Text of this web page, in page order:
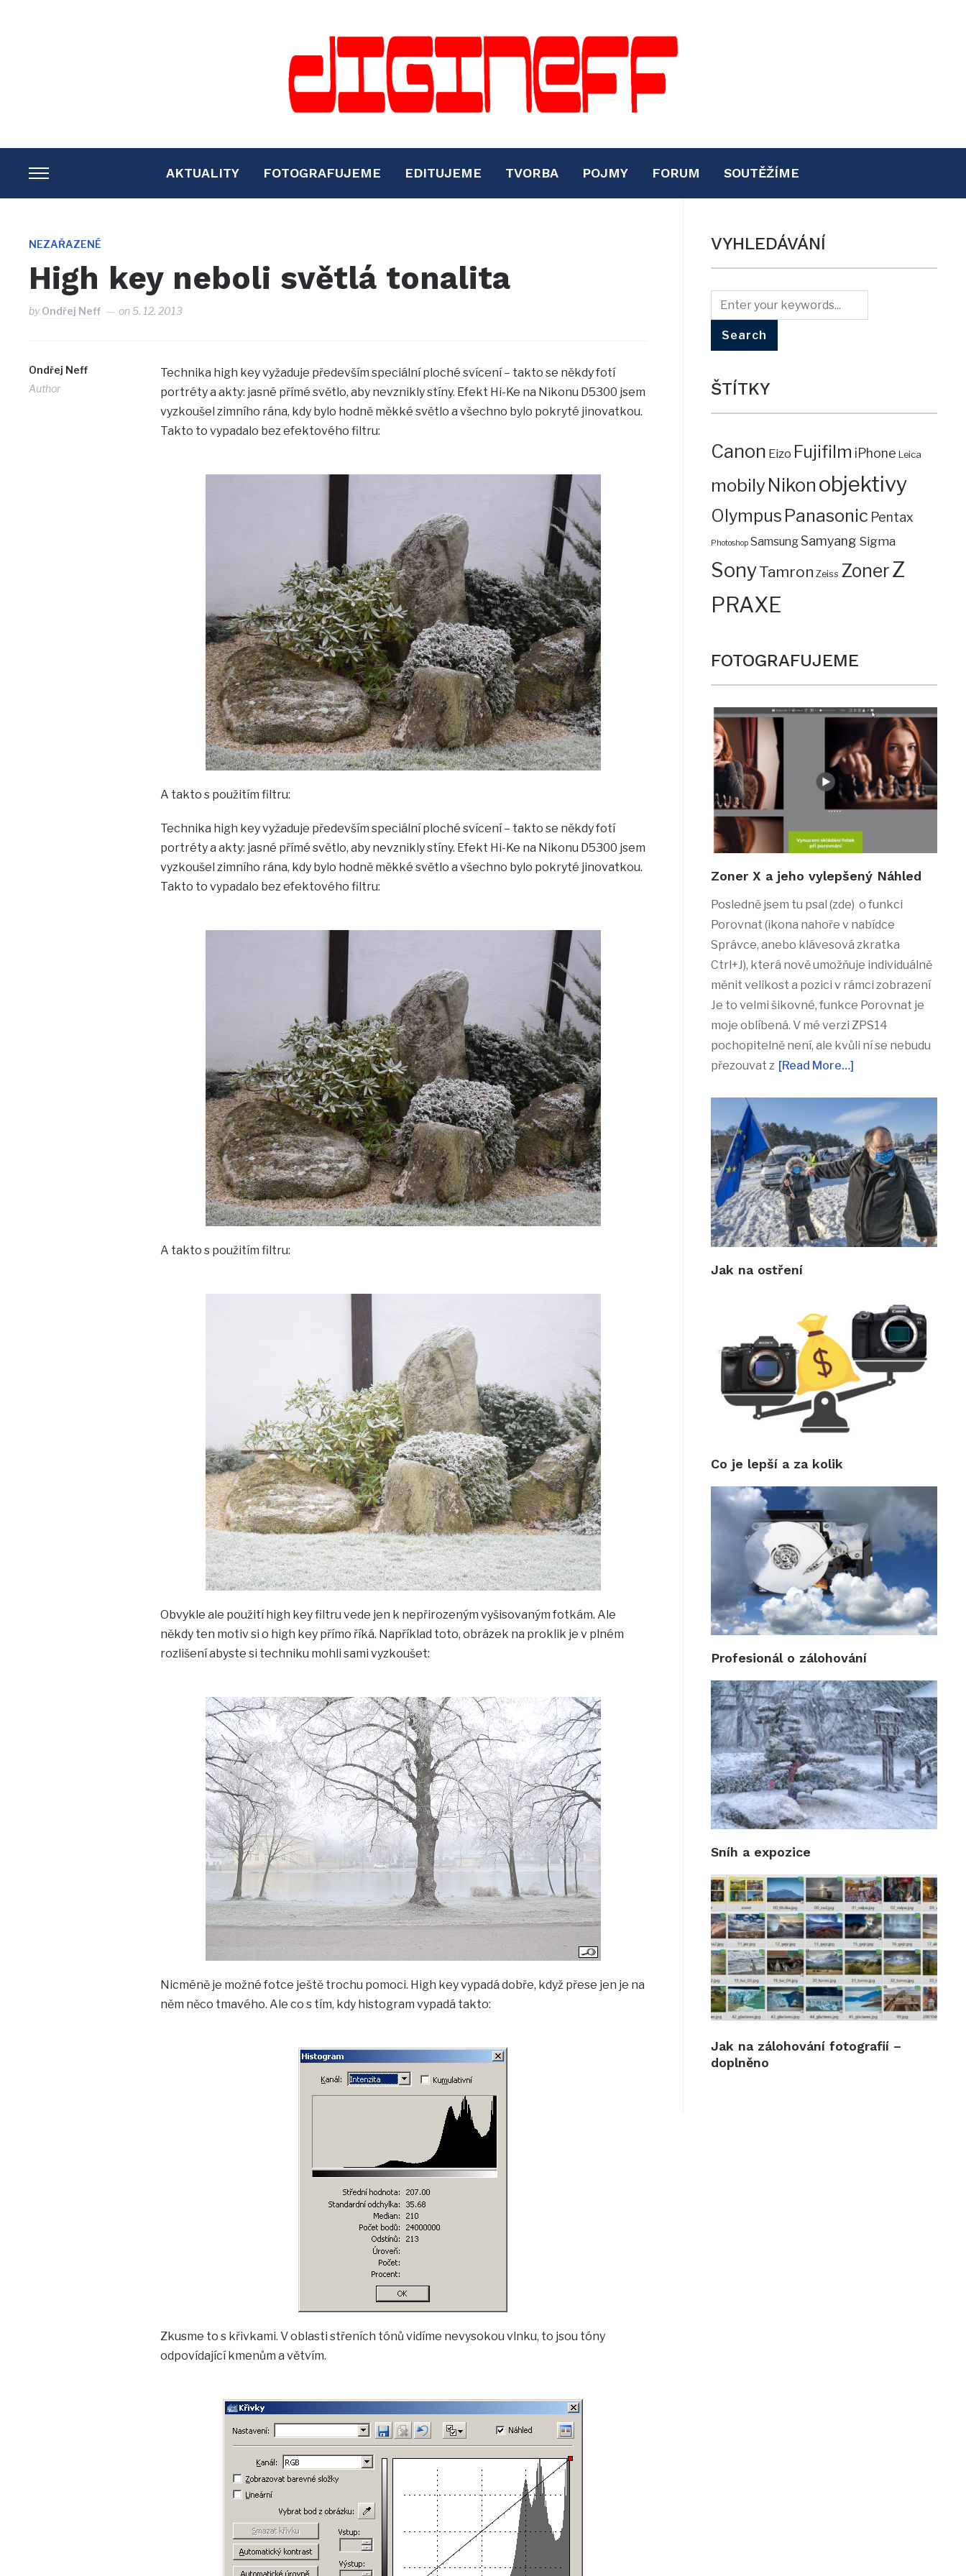
TOGGLE
SIDEBAR
NAVIGATION
AKTUALITY FOTOGRAFUJEME EDITUJEME TVORBA POJMY FORUM SOUTĚŽÍME
NEZAŘAZENÉ
High key neboli světlá tonalita
byOndřej Neff on5. 12. 2013
Ondřej Neff
Author
Technika high key vyžaduje především speciální ploché svícení – takto se někdy fotí
portréty a akty: jasné přímé světlo, aby nevznikly stíny. Efekt Hi-Ke na Nikonu D5300 jsem
vyzkoušel zimního rána, kdy bylo hodně měkké světlo a všechno bylo pokryté jinovatkou.
Takto to vypadalo bez efektového filtru:
A takto s použitím filtru:
Technika high key vyžaduje především speciální ploché svícení – takto se někdy fotí
portréty a akty: jasné přímé světlo, aby nevznikly stíny. Efekt Hi-Ke na Nikonu D5300 jsem
vyzkoušel zimního rána, kdy bylo hodně měkké světlo a všechno bylo pokryté jinovatkou.
Takto to vypadalo bez efektového filtru:
A takto s použitím filtru:
Obvykle ale použití high key filtru vede jen k nepřirozeným vyšisovaným fotkám. Ale
někdy ten motiv si o high key přímo říká. Například toto, obrázek na proklik je v plném
rozlišení abyste si techniku mohli sami vyzkoušet:
Nicméně je možné fotce ještě trochu pomoci. High key vypadá dobře, když přese jen je na
něm něco tmavého. Ale co s tím, kdy histogram vypadá takto:
Zkusme to s křivkami. V oblasti střeních tónů vidíme nevysokou vlnku, to jsou tóny
odpovídající kmenům a větvím.
VYHLEDÁVÁNÍ
ŠTÍTKY
Canon Eizo Fujifilm iPhone Leica
mobilyNikon objektivy
Olympus Panasonic Pentax
Photoshop SamsungSamyang Sigma
SonyTamron Zeiss ZonerZ
PRAXE
FOTOGRAFUJEME
Zoner X a jeho vylepšený Náhled
Posledně jsem tu psal (zde) o funkci
Porovnat (ikona nahoře v nabídce
Správce, anebo klávesová zkratka
Ctrl+J), která nově umožňuje individuálně
měnit velikost a pozici v rámci zobrazení
Je to velmi šikovné, funkce Porovnat je
moje oblíbená. V mé verzi ZPS14
pochopitelně není, ale kvůli ní se nebudu
přezouvat z [Read More…]
Jak na ostření
Co je lepší a za kolik
Profesionál o zálohování
Sníh a expozice
Jak na zálohování fotografií –
doplněno